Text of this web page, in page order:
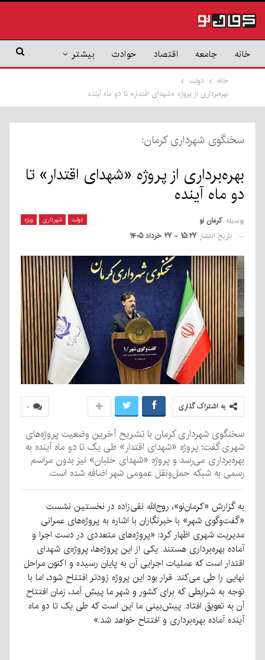
خانه جامعه اقتصاد حوادث بیشتر
خانه
دولت
بهره‌برداری از پروژه «شهدای اقتدار» تا دو ماه آینده
سخنگوی شهرداری کرمان:
بهره‌برداری از پروژه «شهدای اقتدار» تا
دو ماه آینده
دولت شهرداری ویژه بوسیله کرمان نو
تاریخ انتشار ۱۵:۲۷ - ۲۷ خرداد ۱۴۰۵
۰ به اشتراک گذاری
سخنگوی شهرداری کرمان با تشریح آخرین وضعیت پروژه‌های
شهری گفت: پروژه «شهدای اقتدار» طی یک تا دو ماه آینده به
بهره‌برداری می‌رسد و پروژه «شهدای خلبان» نیز بدون مراسم
رسمی به شبکه حمل‌ونقل عمومی شهر اضافه شده است.
به گزارش «کرمان‌نو»، روح‌الله نقی‌زاده در نخستین نشست
«گفت‌وگوی شهر» با خبرنگاران با اشاره به پروژه‌های عمرانی
مدیریت شهری اظهار کرد: «پروژه‌های متعددی در دست اجرا و
آماده بهره‌برداری هستند. یکی از این پروژه‌ها، پروژه‌ی شهدای
اقتدار است که عملیات اجرایی آن به پایان رسیده و اکنون مراحل
نهایی را طی می‌کند. قرار بود این پروژه زودتر افتتاح شود، اما با
توجه به شرایطی که برای کشور و شهر ما پیش آمد، زمان افتتاح
آن به تعویق افتاد. پیش‌بینی ما این است که طی یک تا دو ماه
آینده آماده بهره‌برداری و افتتاح خواهد شد.»